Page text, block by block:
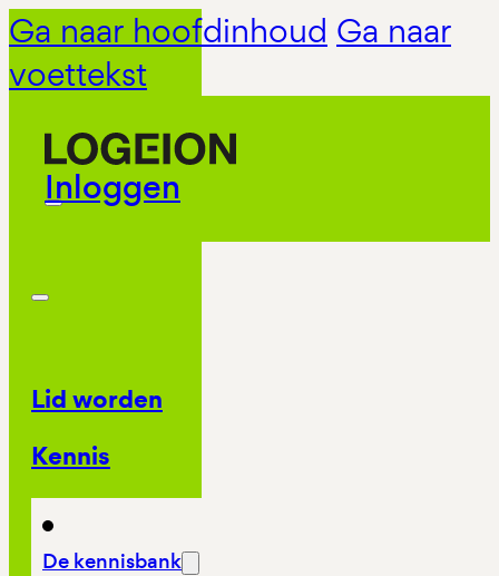
Ga naar hoofdinhoud Ga naar
voettekst
Inloggen
Lid worden
Kennis
De kennisbank